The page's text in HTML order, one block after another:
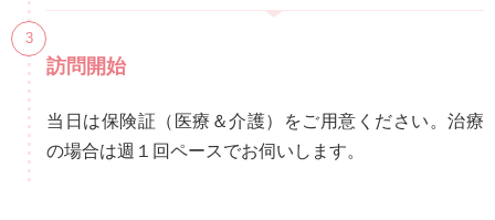
訪問開始
当日は保険証（医療＆介護）をご用意ください。治療
の場合は週１回ペースでお伺いします。